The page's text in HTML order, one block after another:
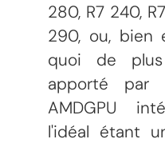
280, R7 240,
290, ou, bien
quoi de
apporté par
AMDGPU
l'idéal étant